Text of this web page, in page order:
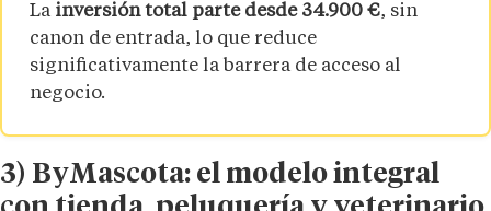
La inversión total parte desde 34.900 €, sin
canon de entrada, lo que reduce
significativamente la barrera de acceso al
negocio.
3) ByMascota: el modelo integral